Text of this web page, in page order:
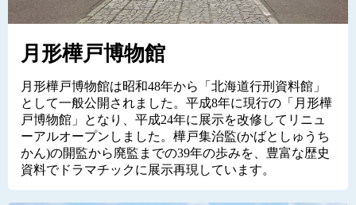
月形樺戸博物館
月形樺戸博物館は昭和48年から「北海道行刑資料館」
として一般公開されました。平成8年に現行の「月形樺
戸博物館」となり、平成24年に展示を改修してリニュ
ーアルオープンしました。樺戸集治監(かばとしゅうち
かん)の開監から廃監までの39年の歩みを、豊富な歴史
資料でドラマチックに展示再現しています。